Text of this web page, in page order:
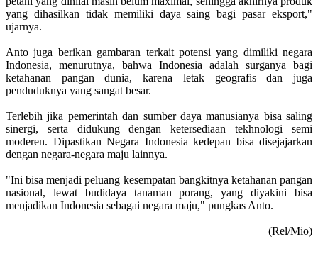
yang dihasilkan tidak memiliki daya saing bagi pasar eksport,"
ujarnya.
Anto juga berikan gambaran terkait potensi yang dimiliki negara
Indonesia, menurutnya, bahwa Indonesia adalah surganya bagi
ketahanan pangan dunia, karena letak geografis dan juga
penduduknya yang sangat besar.
Terlebih jika pemerintah dan sumber daya manusianya bisa saling
sinergi, serta didukung dengan ketersediaan tekhnologi semi
moderen. Dipastikan Negara Indonesia kedepan bisa disejajarkan
dengan negara-negara maju lainnya.
"Ini bisa menjadi peluang kesempatan bangkitnya ketahanan pangan
nasional, lewat budidaya tanaman porang, yang diyakini bisa
menjadikan Indonesia sebagai negara maju," pungkas Anto.
(Rel/Mio)